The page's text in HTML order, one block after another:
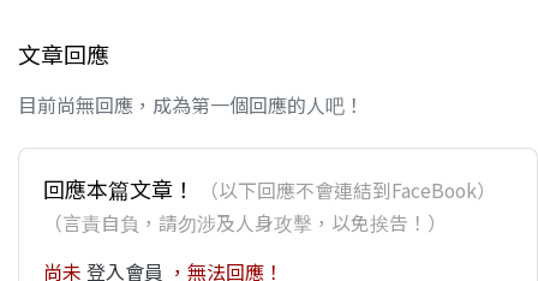
文章回應
目前尚無回應，成為第一個回應的人吧！
回應本篇文章！
（以下回應不會連結到FaceBook）
（言責自負，請勿涉及人身攻擊，以免挨告！）
尚未 登入會員 ，無法回應！